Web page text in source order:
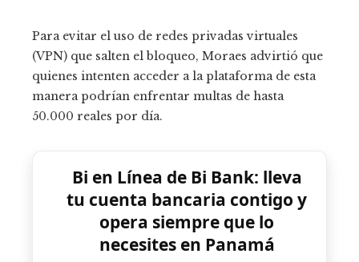
Para evitar el uso de redes privadas virtuales
(VPN) que salten el bloqueo, Moraes advirtió que
quienes intenten acceder a la plataforma de esta
manera podrían enfrentar multas de hasta
50.000 reales por día.
Bi en Línea de Bi Bank: lleva
tu cuenta bancaria contigo y
opera siempre que lo
necesites en Panamá